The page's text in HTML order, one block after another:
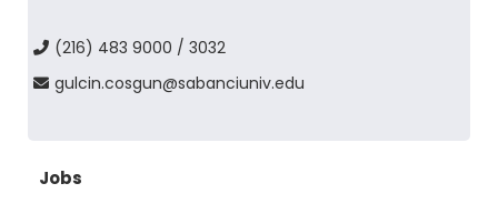
(216) 483 9000 / 3032
gulcin.cosgun@sabanciuniv.edu
Jobs